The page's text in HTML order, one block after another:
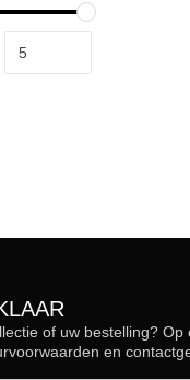
of uw bestelling?
en